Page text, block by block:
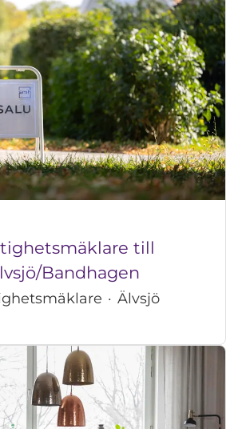
till
Bandhagen
· Älvsjö